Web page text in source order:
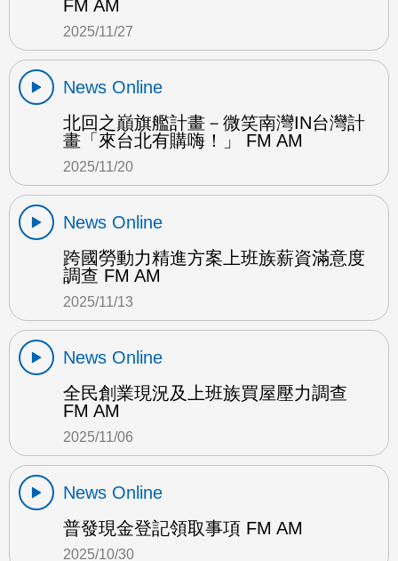
FM AM
2025/11/27
News Online
北回之巔旗艦計畫－微笑南灣IN台灣計
畫「來台北有購嗨！」 FM AM
2025/11/20
News Online
跨國勞動力精進方案上班族薪資滿意度
調查 FM AM
2025/11/13
News Online
全民創業現況及上班族買屋壓力調查
FM AM
2025/11/06
News Online
普發現金登記領取事項 FM AM
2025/10/30